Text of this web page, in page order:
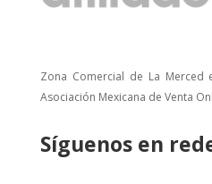
Zona Comercial de La
Asociación Mexicana de Venta
Síguenos en